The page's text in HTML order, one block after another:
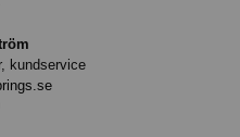
kundservice